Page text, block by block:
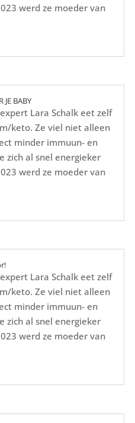
werd ze moeder van
JE BABY
Lara Schalk eet zelf
keto. Ze viel niet alleen
minder immuun- en
zich al snel energieker
werd ze moeder van
Lara Schalk eet zelf
keto. Ze viel niet alleen
minder immuun- en
zich al snel energieker
werd ze moeder van